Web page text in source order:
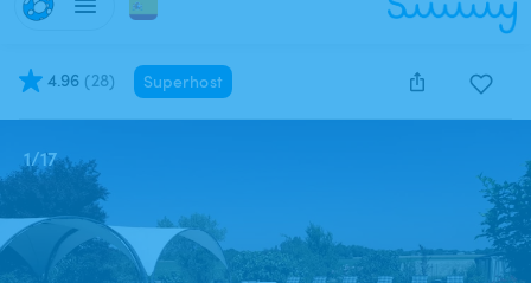
4.96 (28) Superhost
1/17